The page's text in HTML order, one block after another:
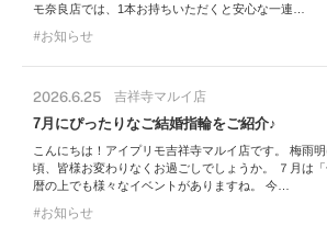
モ奈良店では、1本お持ちいただくと安心な一連…
お知らせ
2026.6.25 吉祥寺マルイ店
7月にぴったりなご結婚指輪をご紹介♪
こんにちは！アイプリモ吉祥寺マルイ店です。 梅雨
頃、皆様お変わりなくお過ごしでしょうか。 ７月は
暦の上でも様々なイベントがありますね。 今…
お知らせ